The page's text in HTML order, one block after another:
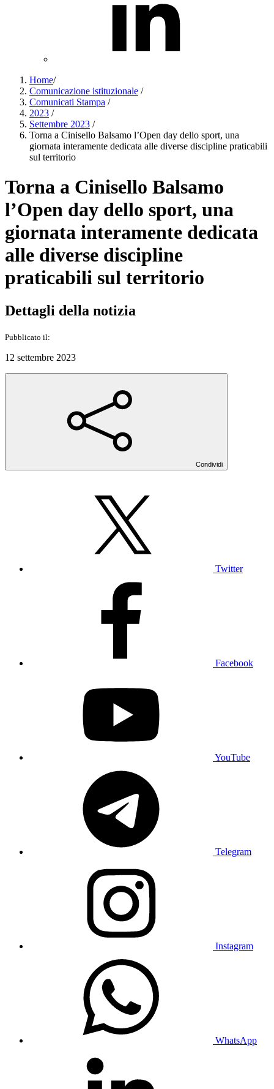
Home/
Comunicazione istituzionale /
Comunicati Stampa /
2023 /
Settembre 2023 /
Torna a Cinisello Balsamo l’Open day dello sport, una
giornata interamente dedicata alle diverse discipline praticabili
sul territorio
Torna a Cinisello Balsamo
l’Open day dello sport, una
giornata interamente dedicata
alle diverse discipline
praticabili sul territorio
Dettagli della notizia
Pubblicato il:
12 settembre 2023
Condividi
Twitter
Facebook
YouTube
Telegram
Instagram
WhatsApp